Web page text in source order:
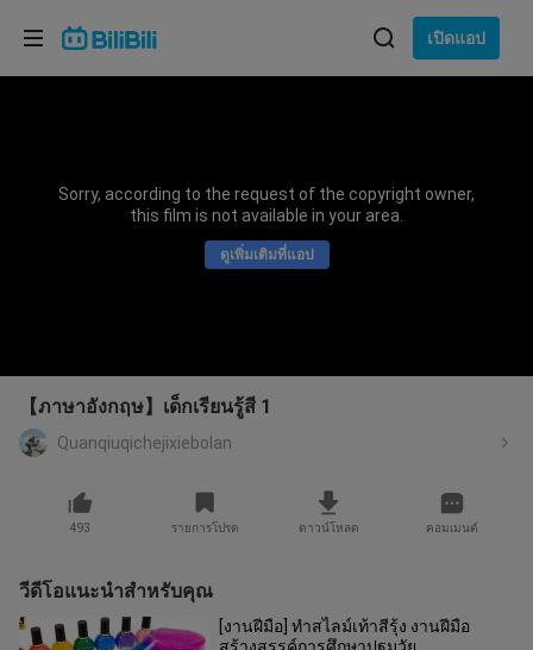
เปิดแอป
Sorry, according to the request of the copyright owner,
this film is not available in your area.
ดูเพิ่มเติมที่แอป
【ภาษาอังกฤษ】เด็กเรียนรู้สี 1
Quanqiuqichejixiebolan
493 รายการโปรด ดาวน์โหลด คอมเมนต์
วีดีโอแนะนำสำหรับคุณ
[งานฝีมือ] ทำสไลม์เท้าสีรุ้ง งานฝีมือ
เลือกภาษา